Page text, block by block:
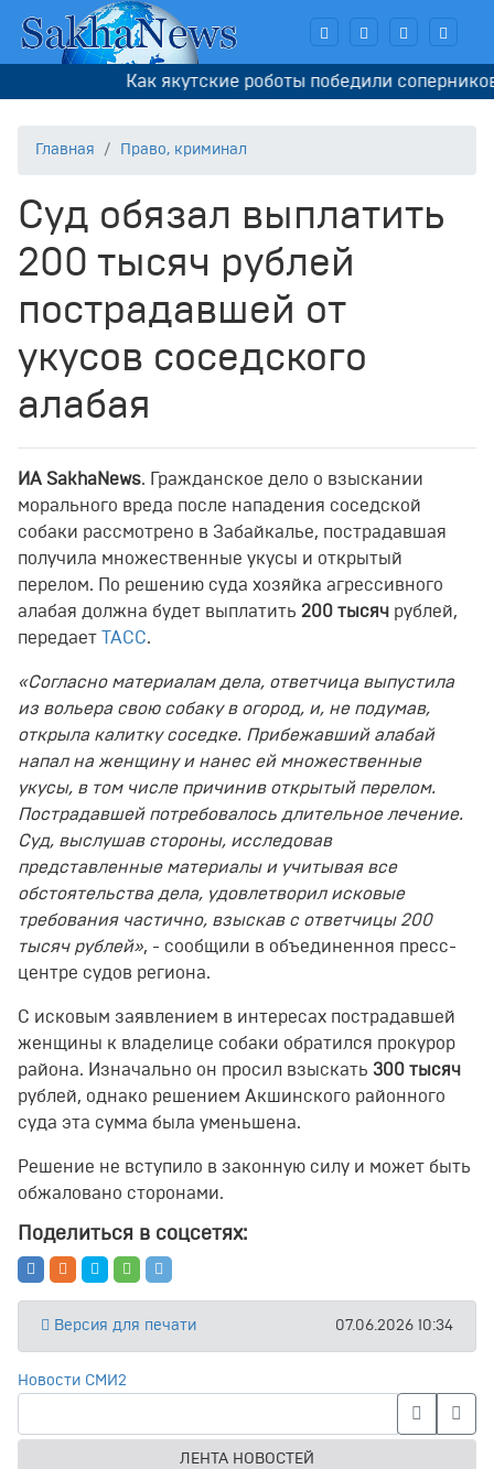
Как якутские роботы победили соперников
Главная Право, криминал
Суд обязал выплатить
200 тысяч рублей
пострадавшей от
укусов соседского
алабая
ИА SakhaNews. Гражданское дело о взыскании
морального вреда после нападения соседской
собаки рассмотрено в Забайкалье, пострадавшая
получила множественные укусы и открытый
перелом. По решению суда хозяйка агрессивного
алабая должна будет выплатить 200 тысяч рублей,
передает
ТАСС.
«Согласно материалам дела, ответчица выпустила
из вольера свою собаку в огород, и, не подумав,
открыла калитку соседке. Прибежавший алабай
напал на женщину и нанес ей множественные
укусы, в том числе причинив открытый перелом.
Пострадавшей потребовалось длительное лечение.
Суд, выслушав стороны, исследовав
представленные материалы и учитывая все
обстоятельства дела, удовлетворил исковые
требования частично, взыскав с ответчицы 200
тысяч рублей», - сообщили в объединенноя пресс-
центре судов региона.
С исковым заявлением в интересах пострадавшей
женщины к владелице собаки обратился прокурор
района. Изначально он просил взыскать 300 тысяч
рублей, однако решением Акшинского районного
суда эта сумма была уменьшена.
Решение не вступило в законную силу и может быть
обжаловано сторонами.
Поделиться в соцсетях:
Версия для печати 07.06.2026 10:34
Новости СМИ2
ЛЕНТА НОВОСТЕЙ